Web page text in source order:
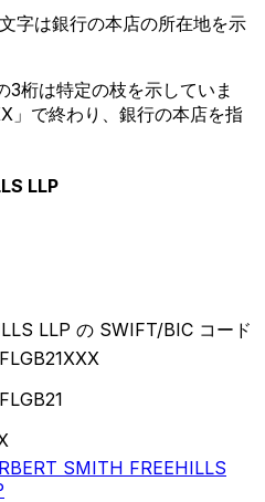
字は銀行の本店の所在地を示
3桁は特定の枝を示していま
」で終わり、銀行の本店を指
LLP
LLP の SWIFT/BIC コード
SMITH FREEHILLS